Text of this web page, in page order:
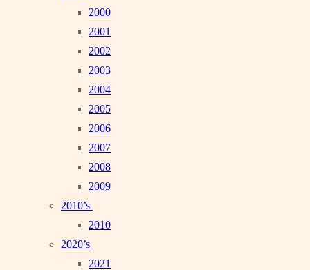
2000
2001
2002
2003
2004
2005
2006
2007
2008
2009
2010’s
2010
2020’s
2021